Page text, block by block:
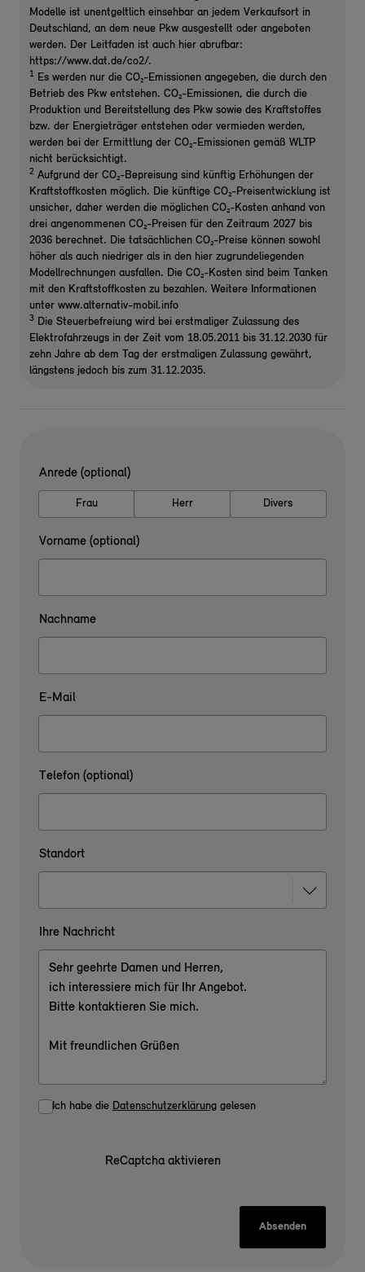
Modelle ist unentgeltlich einsehbar an jedem Verkaufsort in
Deutschland, an dem neue Pkw ausgestellt oder angeboten
werden. Der Leitfaden ist auch hier abrufbar:
https://www.dat.de/co2/.
1 Es werden nur die CO₂-Emissionen angegeben, die durch den
Betrieb des Pkw entstehen. CO₂-Emissionen, die durch die
Produktion und Bereitstellung des Pkw sowie des Kraftstoffes
bzw. der Energieträger entstehen oder vermieden werden,
werden bei der Ermittlung der CO₂-Emissionen gemäß WLTP
nicht berücksichtigt.
2 Aufgrund der CO₂-Bepreisung sind künftig Erhöhungen der
Kraftstoffkosten möglich. Die künftige CO₂-Preisentwicklung ist
unsicher, daher werden die möglichen CO₂-Kosten anhand von
drei angenommenen CO₂-Preisen für den Zeitraum 2027 bis
2036 berechnet. Die tatsächlichen CO₂-Preise können sowohl
höher als auch niedriger als in den hier zugrundeliegenden
Modellrechnungen ausfallen. Die CO₂-Kosten sind beim Tanken
mit den Kraftstoffkosten zu bezahlen. Weitere Informationen
unter www.alternativ-mobil.info
3 Die Steuerbefreiung wird bei erstmaliger Zulassung des
Elektrofahrzeugs in der Zeit vom 18.05.2011 bis 31.12.2030 für
zehn Jahre ab dem Tag der erstmaligen Zulassung gewährt,
längstens jedoch bis zum 31.12.2035.
Anrede (optional)
Frau Herr Divers
Vorname (optional)
Nachname
E-Mail
Telefon (optional)
Standort
Ihre Nachricht
Ich habe die Datenschutzerklärung gelesen
ReCaptcha aktivieren
Absenden